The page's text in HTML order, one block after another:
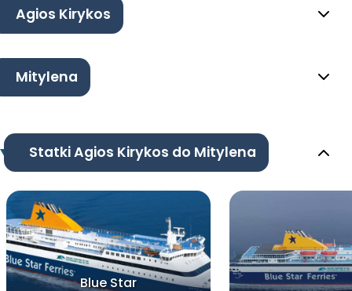
Agios Kirykos
Mitylena
Statki Agios Kirykos do Mitylena
Blue Star